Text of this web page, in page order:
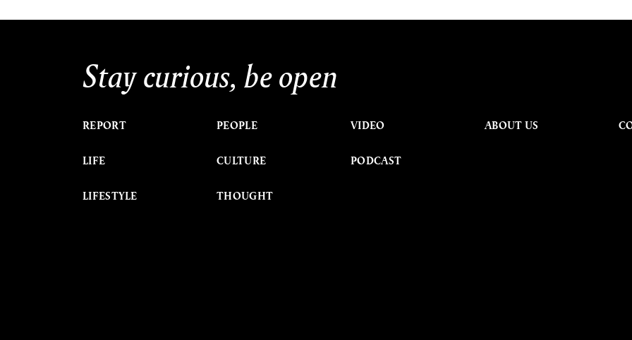
Stay curious, be open
REPORT
LIFE
LIFESTYLE
PEOPLE
CULTURE
THOUGHT
VIDEO
PODCAST
ABOUT US